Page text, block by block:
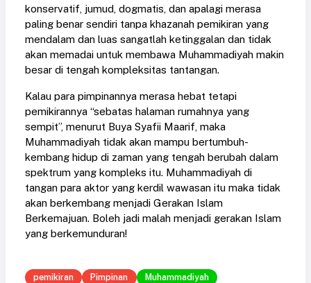
konservatif, jumud, dogmatis, dan apalagi merasa
paling benar sendiri tanpa khazanah pemikiran yang
mendalam dan luas sangatlah ketinggalan dan tidak
akan memadai untuk membawa Muhammadiyah makin
besar di tengah kompleksitas tantangan.
Kalau para pimpinannya merasa hebat tetapi
pemikirannya “sebatas halaman rumahnya yang
sempit”, menurut Buya Syafii Maarif, maka
Muhammadiyah tidak akan mampu bertumbuh-
kembang hidup di zaman yang tengah berubah dalam
spektrum yang kompleks itu. Muhammadiyah di
tangan para aktor yang kerdil wawasan itu maka tidak
akan berkembang menjadi Gerakan Islam
Berkemajuan. Boleh jadi malah menjadi gerakan Islam
yang berkemunduran!
pemikiran Pimpinan Muhammadiyah